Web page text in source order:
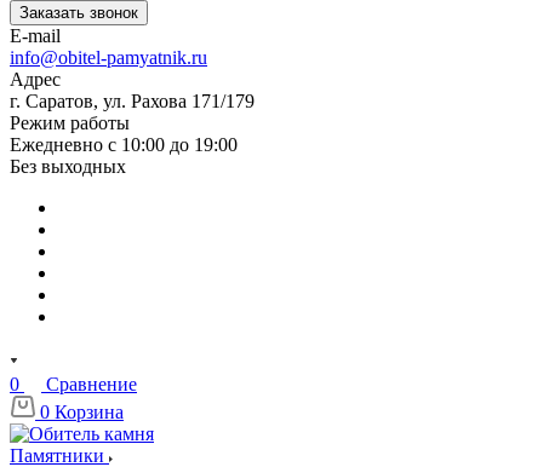
Заказать звонок
E-mail
info@obitel-pamyatnik.ru
Адрес
г. Саратов, ул. Рахова 171/179
Режим работы
Ежедневно с 10:00 до 19:00
Без выходных
0
Сравнение
0 Корзина
Памятники